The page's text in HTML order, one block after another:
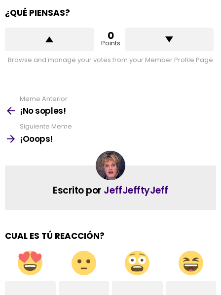
¿QUÉ PIENSAS?
0
Points
Browse and manage your votes from your Member Profile Page
more
Meme Anterior
¡No soples!
Siguiente Meme
¡Ooops!
Escrito por JeffJefftyJeff
CUAL ES TÚ REACCIÓN?